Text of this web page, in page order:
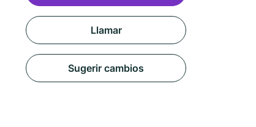
Llamar
Sugerir cambios